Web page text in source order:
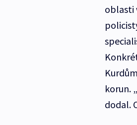
oblasti
korun.
dodal.